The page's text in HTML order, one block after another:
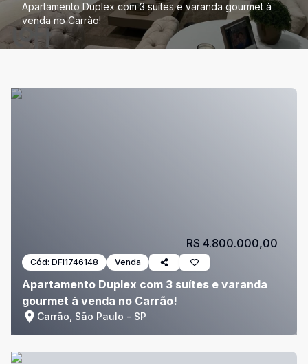
Apartamento Duplex com 3 suítes e varanda gourmet à
venda no Carrão!
Cód: DFI1746148 Venda
Apartamento Duplex com 3 suítes e varanda
gourmet à venda no Carrão!
Carrão, São Paulo - SP
R$ 4.800.000,00